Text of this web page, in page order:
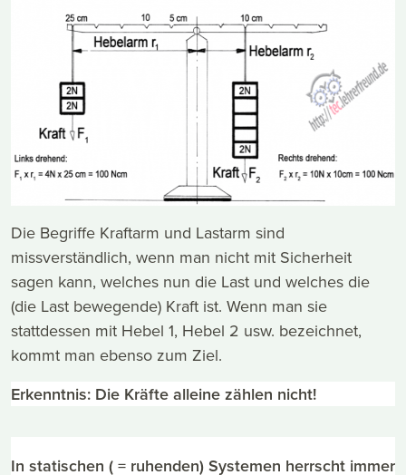
Die Begriffe Kraftarm und Lastarm sind
missverständlich, wenn man nicht mit Sicherheit
sagen kann, welches nun die Last und welches die
(die Last bewegende) Kraft ist. Wenn man sie
stattdessen mit Hebel 1, Hebel 2 usw. bezeichnet,
kommt man ebenso zum Ziel.
Erkenntnis: Die Kräfte alleine zählen nicht!
In statischen ( = ruhenden) Systemen herrscht immer